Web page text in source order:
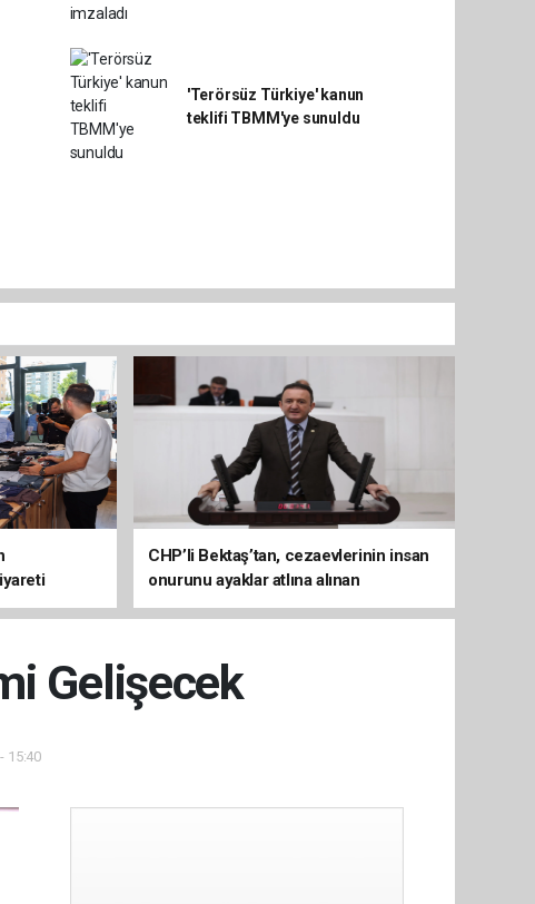
'Terörsüz Türkiye' kanun
teklifi TBMM'ye sunuldu
CHP’li Bektaş’tan, cezaevlerinin insan
onurunu ayaklar atlına alınan
mekânlara dönüşmesine tepki
Gelişecek
15:40